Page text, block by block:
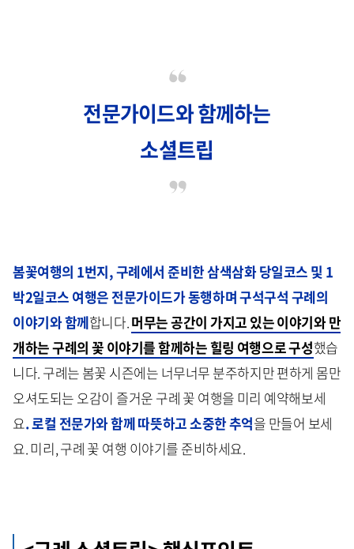
전문가이드와 함께하는
소셜트립
봄꽃여행의 1번지, 구례에서 준비한 삼색삼화 당일코스 및 1
박2일코스 여행은 전문가이드가 동행하며 구석구석 구례의
이야기와 함께합니다.머무는 공간이 가지고 있는 이야기와 만
개하는 구례의 꽃 이야기를 함께하는 힐링 여행으로 구성했습
니다. 구례는 봄꽃 시즌에는 너무너무 분주하지만 편하게 몸만
오셔도되는 오감이 즐거운 구례 꽃 여행을 미리 예약해보세
요. 로컬 전문가와 함께 따뜻하고 소중한 추억을 만들어 보세
요. 미리, 구례 꽃 여행 이야기를 준비하세요.